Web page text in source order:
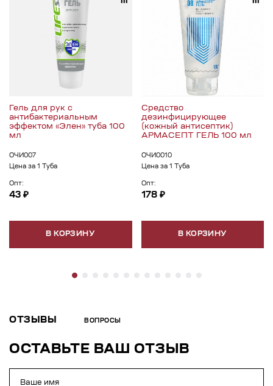
Гель для рук с
антибактериальным
эффектом «Элен» туба 100
мл
ОЧИ007
Цена за 1 Туба
Опт:
43 ₽
В КОРЗИНУ
Средство
дезинфицирующее
(кожный антисептик)
АРМАСЕПТ ГЕЛЬ 100 мл
ОЧИ0010
Цена за 1 Туба
Опт:
178 ₽
В КОРЗИНУ
ОТЗЫВЫ ВОПРОСЫ
ОСТАВЬТЕ ВАШ ОТЗЫВ